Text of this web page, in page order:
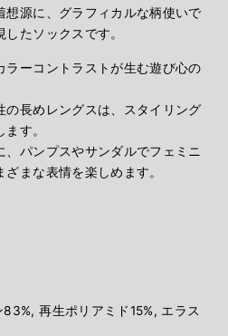
想源に、グラフィカルな柄使いで
たソックスです。
ラーコントラストが生む遊び心の
の長めレングスは、スタイリング
す。
、パンプスやサンダルでフェミニ
まな表情を楽しめます。
再生ポリアミド15%, エラス